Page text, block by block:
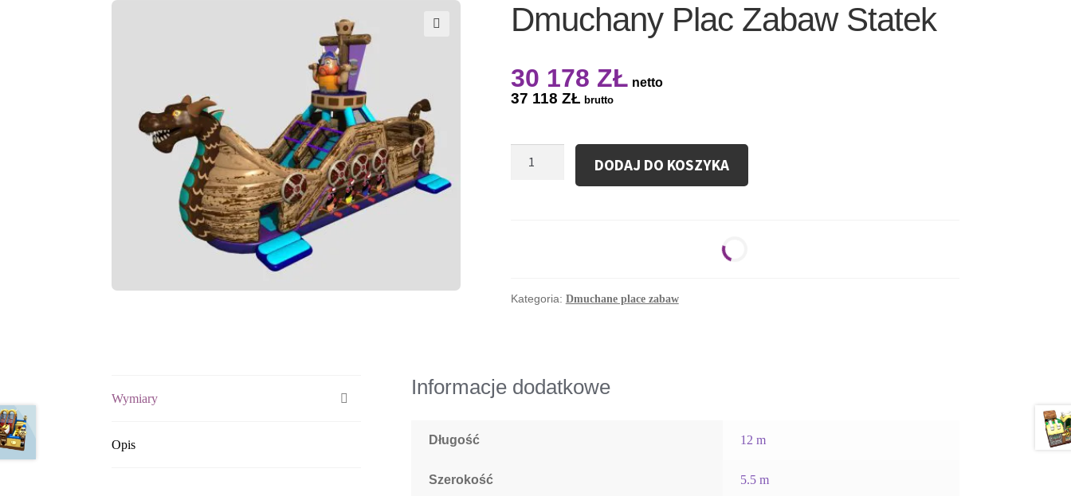
Dmuchany Plac Zabaw Statek
30 178 ZŁ netto
37 118 ZŁ brutto
DODAJ DO KOSZYKA
Kategoria: Dmuchane place zabaw
Wymiary
Opis
Informacje dodatkowe
Długość 12 m
Szerokość 5.5 m